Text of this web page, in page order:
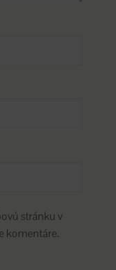
stránku v
komentáre.